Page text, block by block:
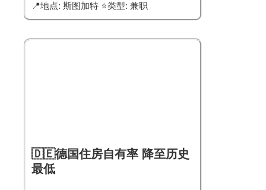
📍地点: 斯图加特 ⭐类型: 兼职
🇩🇪德国住房自有率 降至历史
最低